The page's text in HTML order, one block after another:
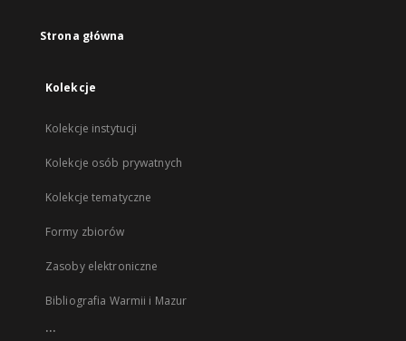
Strona główna
Kolekcje
Kolekcje instytucji
Kolekcje osób prywatnych
Kolekcje tematyczne
Formy zbiorów
Zasoby elektroniczne
Bibliografia Warmii i Mazur
...